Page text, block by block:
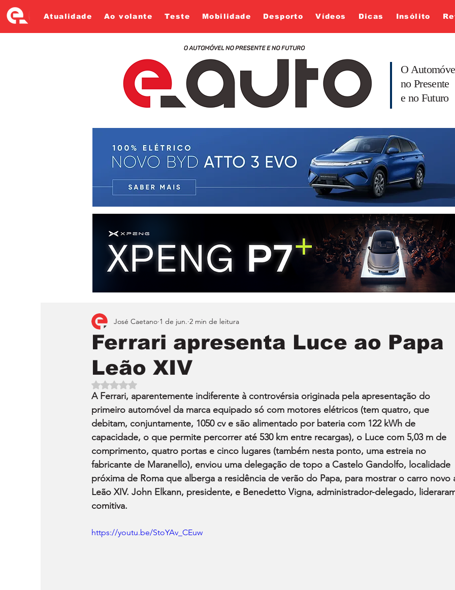
Atualidade Ao volante Teste Mobilidade Desporto Vídeos Dicas Insólito
O
no Presente
e no Futuro
Ferrari apresenta Luce ao Papa
Leão XIV
José Caetano 1 de jun. 2 min de leitura
Avaliado com NaN de 5 estrelas.
A Ferrari, aparentemente indiferente à controvérsia originada pela apresentação do
primeiro automóvel da marca equipado só com motores elétricos (tem quatro, que
debitam, conjuntamente, 1050 cv e são alimentado por bateria com 122 kWh de
capacidade, o que permite percorrer até 530 km entre recargas), o Luce com 5,03 m de
comprimento, quatro portas e cinco lugares (também nesta ponto, uma estreia no
fabricante de Maranello), enviou uma delegação de topo a Castelo Gandolfo, localidade
próxima de Roma que alberga a residência de verão do Papa, para mostrar o carro novo
Leão XIV. John Elkann, presidente, e Benedetto Vigna, administrador-delegado,
comitiva.
https://youtu.be/StoYAv_CEuw